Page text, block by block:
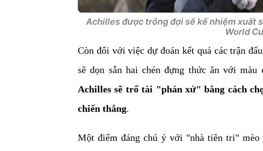
Achilles được trông đợi sẽ kế nhiệm xuất
World
Còn đối với việc dự đoán kết quả các trận
sẽ dọn sẵn hai chén đựng thức ăn với
Achilles sẽ trổ tài "phán xử" bằng cách
chiến thắng.
Một điểm đáng chú ý với "nhà tiên tri"